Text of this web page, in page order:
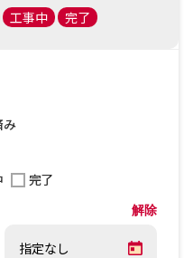
工事中 完了
み
完了
解除